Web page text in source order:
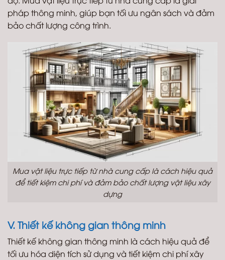
pháp thông minh, giúp bạn tối ưu ngân sách và đảm
bảo chất lượng công trình.
Mua vật liệu trực tiếp từ nhà cung cấp là cách hiệu quả
để tiết kiệm chi phí và đảm bảo chất lượng vật liệu xây
dựng
V. Thiết kế không gian thông minh
Thiết kế không gian thông minh là cách hiệu quả để
tối ưu hóa diện tích sử dụng và tiết kiệm chi phí xây